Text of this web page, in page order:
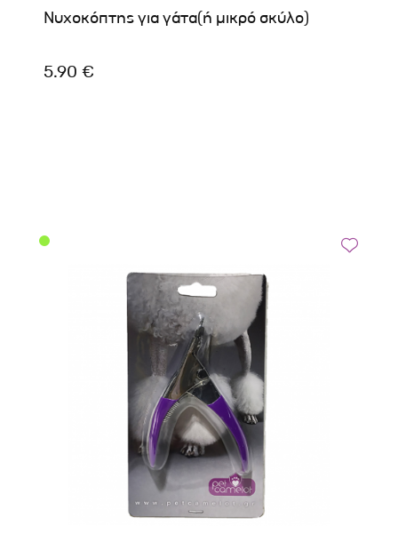
Νυχοκόπτης για γάτα(ή μικρό σκύλο)
5.90 €